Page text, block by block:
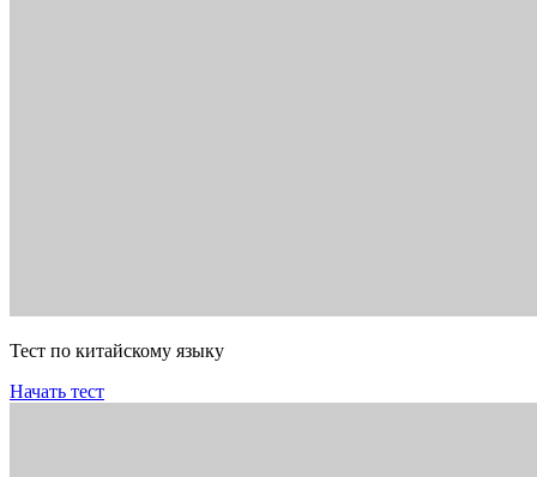
Тест по китайскому языку
Начать тест